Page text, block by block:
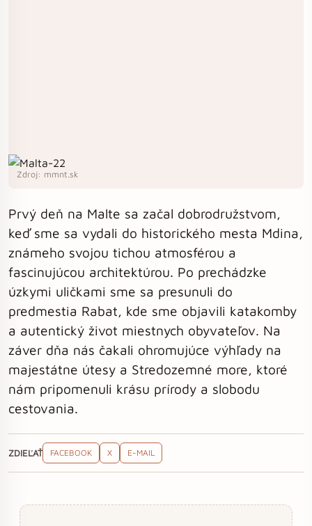
Zdroj: mmnt.sk
Prvý deň na Malte sa začal dobrodružstvom,
keď sme sa vydali do historického mesta Mdina,
známeho svojou tichou atmosférou a
fascinujúcou architektúrou. Po prechádzke
úzkymi uličkami sme sa presunuli do
predmestia Rabat, kde sme objavili katakomby
a autentický život miestnych obyvateľov. Na
záver dňa nás čakali ohromujúce výhľady na
majestátne útesy a Stredozemné more, ktoré
nám pripomenuli krásu prírody a slobodu
cestovania.
ZDIEĽAŤ FACEBOOK X E-MAIL